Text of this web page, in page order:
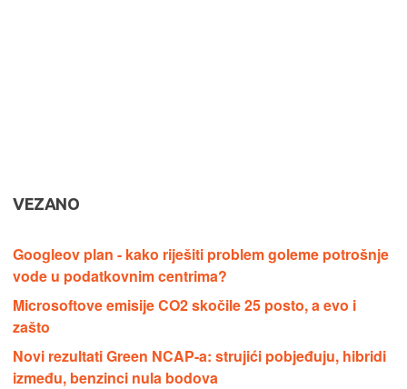
VEZANO
Googleov plan - kako riješiti problem goleme potrošnje
vode u podatkovnim centrima?
Microsoftove emisije CO2 skočile 25 posto, a evo i
zašto
Novi rezultati Green NCAP-a: strujići pobjeđuju, hibridi
između, benzinci nula bodova